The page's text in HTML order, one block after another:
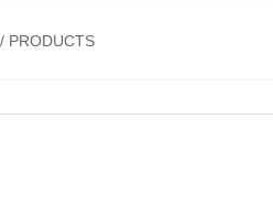
/ PRODUCTS